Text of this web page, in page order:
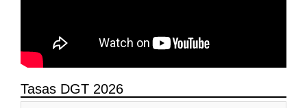
Tasas DGT 2026